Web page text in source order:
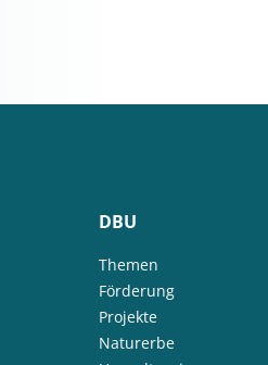
DBU
Themen
Förderung
Projekte
Naturerbe